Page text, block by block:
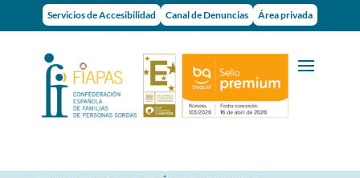
Servicios de Accesibilidad Canal de Denuncias Área privada